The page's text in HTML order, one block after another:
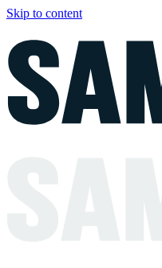
Skip to content